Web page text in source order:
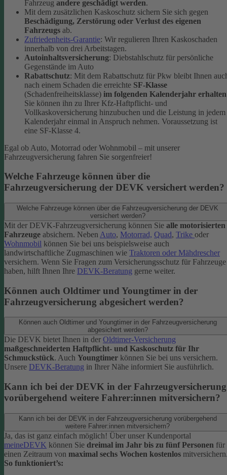
Fahrzeug andere geschädigt werden.
Mit dem zusätzlichen Kaskoschutz sichern Sie sich gegen
Beschädigung, Zerstörung oder Verlust des eigenen
Fahrzeugs ab.
Zufriedenheits-Garantie: Wir regulieren Ihren Kaskoschaden
innerhalb von drei Arbeitstagen.
Autoinhaltsversicherung: Diebstahlschutz für persönliche
Gegenstände im Auto
Rabattschutz: Mit dem Rabattschutz für Pkw bleibt Ihnen
nach einem Schaden die erreichte SF-Klasse
(Schadenfreiheitsklasse) im folgenden Kalenderjahr erhalten
Sie können ihn zu Ihrer Kfz-Haftpflicht- und
Vollkaskoversicherung hinzubuchen und die Leistung in jedem
Kalenderjahr einmal in Anspruch nehmen. Voraussetzung ist
eine SF-Klasse 4.
Egal ob Auto, Motorrad oder Wohnmobil – mit unserer
Fahrzeugversicherung fahren Sie sorgenfreier!
Welche Fahrzeuge können über die
Fahrzeugversicherung der DEVK versichert werden?
Welche Fahrzeuge können über die Fahrzeugversicherung der DEVK
versichert werden?
Mit der DEVK-Fahrzeugversicherung können Sie alle motorisierten
Fahrzeuge absichern. Neben Auto, Motorrad, Quad, Trike oder
Wohnmobil können Sie bei uns beispielsweise auch
landwirtschaftliche Zugmaschinen wie Traktoren oder Mähdrescher
versichern. Wenn Sie Fragen zum Versicherungsschutz für Fahrzeuge
haben, hilft Ihnen Ihre DEVK-Beratung gerne weiter.
Können auch Oldtimer und Youngtimer in der
Fahrzeugversicherung abgesichert werden?
Können auch Oldtimer und Youngtimer in der Fahrzeugversicherung
abgesichert werden?
Die DEVK bietet Ihnen in der Oldtimer-Versicherung
maßgeschneiderten Haftpflicht- und Kaskoschutz für Ihr
Schmuckstück. Auch Youngtimer können Sie bei uns versichern.
Unsere DEVK-Beratung in Ihrer Nähe informiert Sie ausführlich.
Kann ich bei der DEVK in der Fahrzeugversicherung
vorübergehend weitere Fahrer:innen mitversichern?
Kann ich bei der DEVK in der Fahrzeugversicherung vorübergehend
weitere Fahrer:innen mitversichern?
Ja, das ist ganz einfach möglich! Über unser Kundenportal
meineDEVK können Sie dreimal im Jahr bis zu fünf Personen für
einen Zeitraum von maximal sechs Wochen kostenlos
So funktioniert’s: